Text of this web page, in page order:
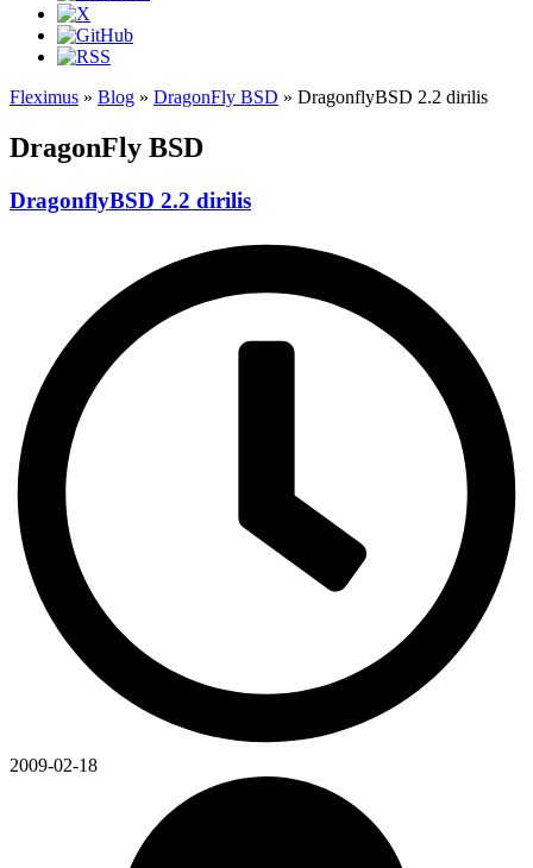
Fleximus » Blog » DragonFly BSD » DragonflyBSD 2.2 dirilis
DragonFly BSD
DragonflyBSD 2.2 dirilis
2009-02-18